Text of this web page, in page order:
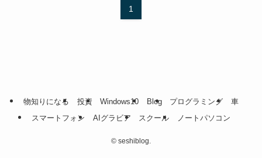
1
物知りになる 投資 Windows10 Blog プログラミング
車
スマートフォン
AIグラビア スクール ノートパソコン
© seshiblog.